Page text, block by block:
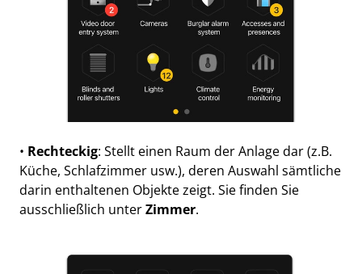
• Rechteckig: Stellt einen Raum der Anlage dar (z.B.
Küche, Schlafzimmer usw.), deren Auswahl sämtliche
darin enthaltenen Objekte zeigt. Sie finden Sie
ausschließlich unterZimmer.